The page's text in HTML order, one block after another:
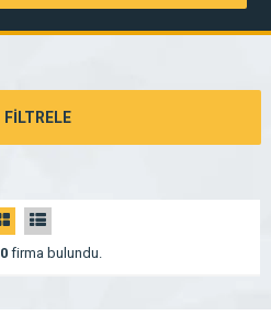
FİLTRELE
0firma bulundu.